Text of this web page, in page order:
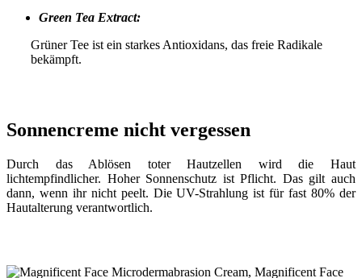
Green Tea Extract:
Grüner Tee ist ein starkes Antioxidans, das freie Radikale
bekämpft.
Sonnencreme nicht vergessen
Durch das Ablösen toter Hautzellen wird die Haut
lichtempfindlicher. Hoher Sonnenschutz ist Pflicht. Das gilt auch
dann, wenn ihr nicht peelt. Die UV-Strahlung ist für fast 80% der
Hautalterung verantwortlich.